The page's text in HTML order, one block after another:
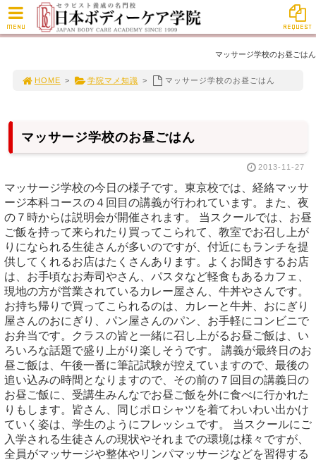
マッサージ学校のお昼ごはん
HOME > 学院マメ知識 > マッサージ学校のお昼ごはん
マッサージ学校のお昼ごはん
2013-11-27
マッサージ学校の今日の様子です。東京校では、経絡マッサ
ージ本科コースの４回目の講義が行われています。また、夜
の７時からは説明会が開催されます。 当スクールでは、お昼
ご飯を持って来られたり買ってこられて、教室でお召し上が
りになられる生徒さんが多いのですが、付近にもランチを提
供してくれるお店はたくさんあります。よくお聞きするお店
は、お手頃なお寿司やさん、パスタなど軽食もあるカフェ、
現地の方が営業されているカレー屋さん、牛丼やさんです。
お持ち帰りで買ってこられるのは、カレーと牛丼、おにぎり
屋さんのおにぎり、パン屋さんのパン、お手軽にコンビニで
お弁当です。クラスの皆と一緒に召し上がるお昼ご飯は、い
ろいろな話題で盛り上がり楽しそうです。 講義が最終日のお
昼ご飯は、午後一番に筆記試験が控えていますので、最後の
追い込みの時間となりますので、その前の７回目の講義日の
お昼ご飯に、受講生みんなでお昼ご飯を外に食べに行かれた
りもします。皆さん、同じポロシャツを着てわいわい出かけ
ていく姿は、学生のようにフレッシュです。 当スクールにご
入学される生徒さんの現状やそれまでの環境は様々ですが、
全員がマッサージや整体やリンパマッサージなどを習得する
MENU REQUEST